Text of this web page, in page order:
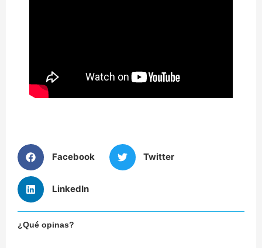
Facebook Twitter
LinkedIn
¿Qué opinas?